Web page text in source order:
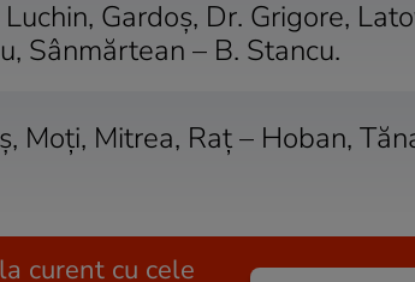
Gardoş, Dr. Grigore,
Sânmărtean – B. Stancu.
Moţi, Mitrea, Raţ – Hoban,
curent cu cele